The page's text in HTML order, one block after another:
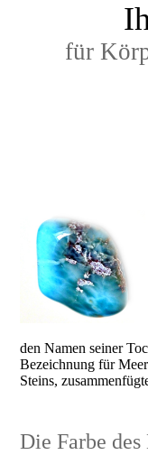
für
den Namen seiner
Bezeichnung für
Steins,
Die Farbe